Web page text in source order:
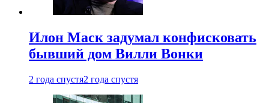
Илон Маск задумал конфисковать
бывший дом Вилли Вонки
2 года спустя2 года спустя